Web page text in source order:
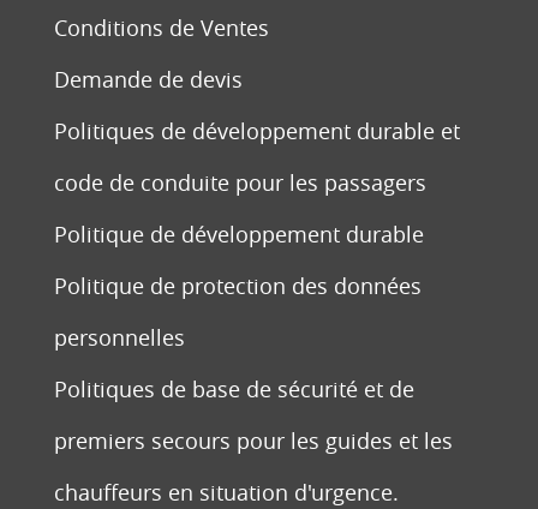
Conditions de Ventes
Demande de devis
Politiques de développement durable et
code de conduite pour les passagers
Politique de développement durable
Politique de protection des données
personnelles
Politiques de base de sécurité et de
premiers secours pour les guides et les
chauffeurs en situation d'urgence.